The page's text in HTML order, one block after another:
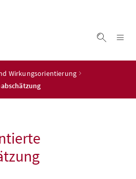
Wirkungsorientierung